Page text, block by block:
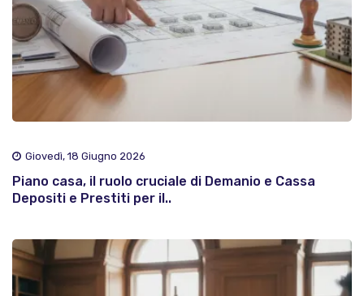
Giovedì, 18 Giugno 2026
Piano casa, il ruolo cruciale di Demanio e Cassa
Depositi e Prestiti per il..